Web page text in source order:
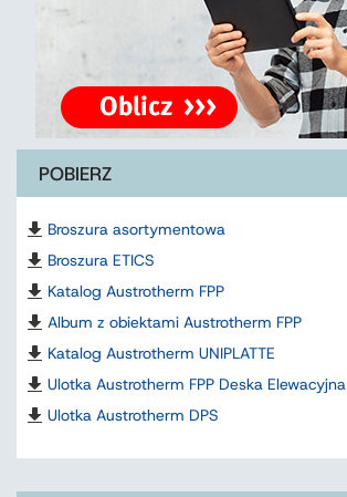
POBIERZ
Broszura asortymentowa
Broszura ETICS
Katalog Austrotherm FPP
Album z obiektami Austrotherm FPP
Katalog Austrotherm UNIPLATTE
Ulotka Austrotherm FPP Deska Elewacyjna
Ulotka Austrotherm DPS